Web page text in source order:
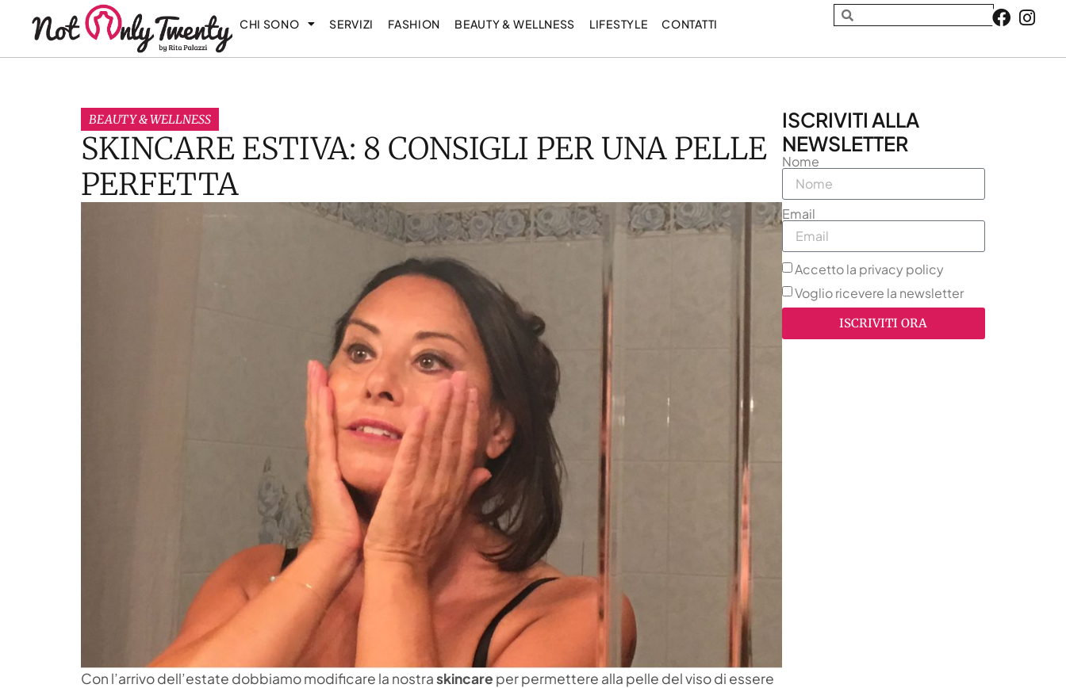
CHI SONO SERVIZI FASHION BEAUTY & WELLNESS LIFESTYLE CONTATTI
BEAUTY & WELLNESS
SKINCARE ESTIVA: 8 CONSIGLI PER UNA PELLE
PERFETTA
Con l’arrivo dell’estate dobbiamo modificare la nostraskincare per permettere alla pelle del viso di essere
ISCRIVITI ALLA
NEWSLETTER
Nome
Email
Accetto la privacy policy
Voglio ricevere la newsletter
ISCRIVITI ORA